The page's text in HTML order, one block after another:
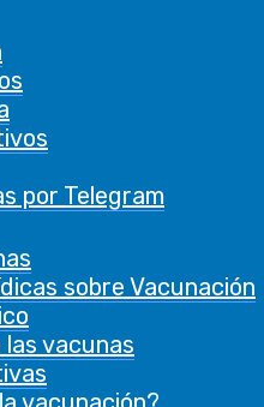
por Telegram
sobre Vacunación
vacunas
más
de Cookies
consiente
También puede
siempre que lo desee.